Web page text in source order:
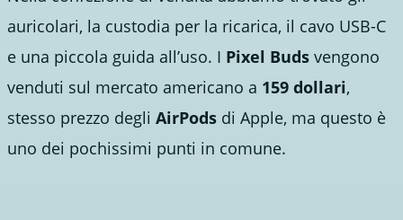
auricolari, la custodia per la ricarica, il cavo USB-C
e una piccola guida all’uso. I Pixel Buds vengono
venduti sul mercato americano a 159 dollari,
stesso prezzo degli AirPods di Apple, ma questo è
uno dei pochissimi punti in comune.